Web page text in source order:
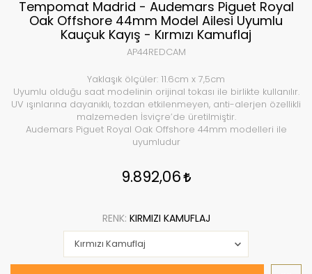
Tempomat Madrid - Audemars Piguet Royal
Oak Offshore 44mm Model Ailesi Uyumlu
Kauçuk Kayış - Kırmızı Kamuflaj
AP44REDCAM
Yaklaşık ölçüler: 11.6cm x 7,5cm
Uyumlu olduğu saat modelinin orijinal tokası ile birlikte kullanılır.
UV ışınlarına dayanıklı, tozdan etkilenmeyen, anti-alerjen özellikli
malzemeden İsviçre’de üretilmiştir.
Audemars Piguet Royal Oak Offshore 44mm modelleri ile
uyumludur
9.892,06
RENK: KIRMIZI KAMUFLAJ